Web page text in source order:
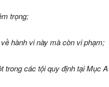
trọng;
hành vi này mà còn vi phạm;
trong các tội quy định tại Mục